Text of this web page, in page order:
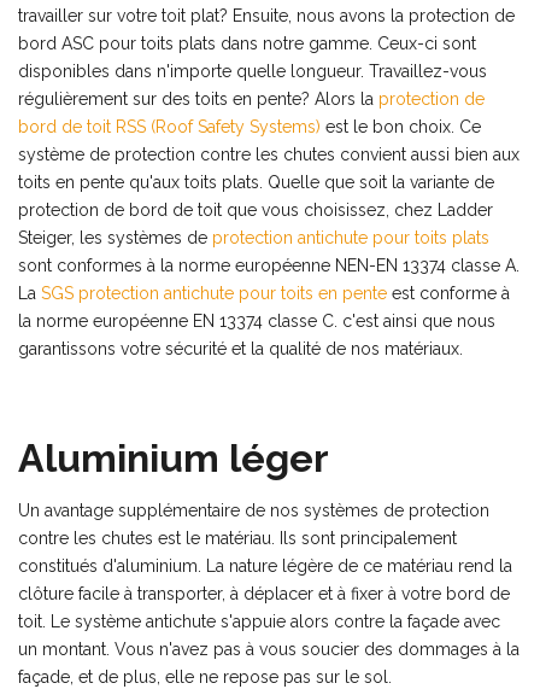
travailler sur votre toit plat? Ensuite, nous avons la protection de
bord ASC pour toits plats dans notre gamme. Ceux-ci sont
disponibles dans n'importe quelle longueur. Travaillez-vous
régulièrement sur des toits en pente? Alors la protection de
bord de toit RSS (Roof Safety Systems) est le bon choix. Ce
système de protection contre les chutes convient aussi bien aux
toits en pente qu'aux toits plats. Quelle que soit la variante de
protection de bord de toit que vous choisissez, chez Ladder
Steiger, les systèmes de protection antichute pour toits plats
sont conformes à la norme européenne NEN-EN 13374 classe A.
La SGS protection antichute pour toits en pente est conforme à
la norme européenne EN 13374 classe C. c'est ainsi que nous
garantissons votre sécurité et la qualité de nos matériaux.
Aluminium léger
Un avantage supplémentaire de nos systèmes de protection
contre les chutes est le matériau. Ils sont principalement
constitués d'aluminium. La nature légère de ce matériau rend la
clôture facile à transporter, à déplacer et à fixer à votre bord de
toit. Le système antichute s'appuie alors contre la façade avec
un montant. Vous n'avez pas à vous soucier des dommages à la
façade, et de plus, elle ne repose pas sur le sol